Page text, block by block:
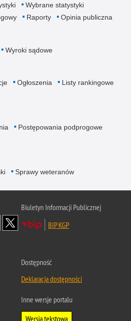
Wybrane statystyki
Raporty Opinia publiczna
Wyroki sądowe
Ogłoszenia
Listy rankingowe
Postępowania podprogowe
Sprawy weteranów
Biuletyn Informacji Publicznej
BIP KGP
Dostępność
Deklaracja dostępności
Inne wersje portalu
Wersja tekstowa